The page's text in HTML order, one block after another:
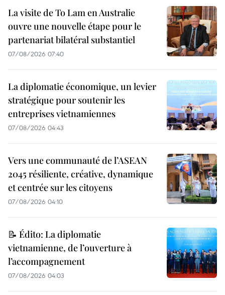
La visite de To Lam en Australie
ouvre une nouvelle étape pour le
partenariat bilatéral substantiel
07/08/2026 07:40
La diplomatie économique, un levier
stratégique pour soutenir les
entreprises vietnamiennes
07/08/2026 04:43
Vers une communauté de l’ASEAN
2045 résiliente, créative, dynamique
et centrée sur les citoyens
07/08/2026 04:10
📝 Édito: La diplomatie
vietnamienne, de l’ouverture à
l’accompagnement
07/08/2026 04:03